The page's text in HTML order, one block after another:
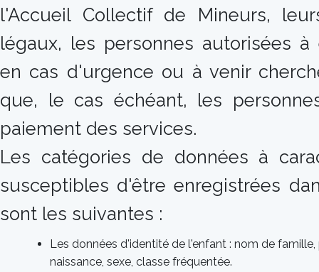
l'Accueil Collectif de Mineurs,
légaux, les personnes autorisées
en cas d'urgence ou à venir
que, le cas échéant, les
paiement des services.
Les catégories de données à
susceptibles d'être enregistrées
sont les suivantes :
Les données d'identité de l'enfant : nom de
naissance, sexe, classe fréquentée.